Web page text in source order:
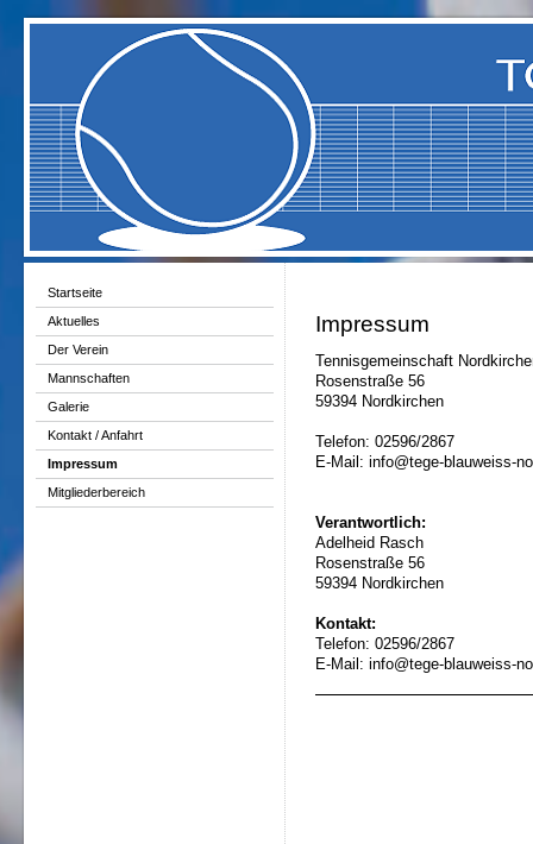
Startseite
Aktuelles
Der Verein
Mannschaften
Galerie
Kontakt / Anfahrt
Impressum
Mitgliederbereich
Impressum
Tennisgemeinschaft
Rosenstraße 56
59394 Nordkirchen
Telefon: 02596/2867
E-Mail: info@tege-blauweiss-
Verantwortlich:
Adelheid Rasch
Rosenstraße 56
59394 Nordkirchen
Kontakt:
Telefon: 02596/2867
E-Mail: info@tege-blauweiss-